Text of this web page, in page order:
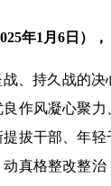
年1月6日），
、持久战的
作风凝心聚
拔干部、年
真格整改整